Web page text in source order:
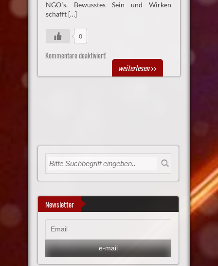
NGO´s. Bewusstes Sein und Wirken
schafft […]
0
Kommentare deaktiviert!
weiterlesen>>
Newsletter